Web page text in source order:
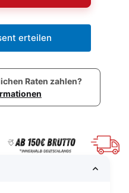
erteilen
Raten zahlen?